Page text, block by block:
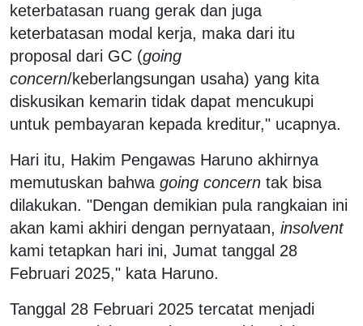
keterbatasan ruang gerak dan juga
keterbatasan modal kerja, maka dari itu
proposal dari GC (going
concern/keberlangsungan usaha) yang kita
diskusikan kemarin tidak dapat mencukupi
untuk pembayaran kepada kreditur," ucapnya.
Hari itu, Hakim Pengawas Haruno akhirnya
memutuskan bahwa going concern tak bisa
dilakukan. "Dengan demikian pula rangkaian ini
akan kami akhiri dengan pernyataan, insolvent
kami tetapkan hari ini, Jumat tanggal 28
Februari 2025," kata Haruno.
Tanggal 28 Februari 2025 tercatat menjadi